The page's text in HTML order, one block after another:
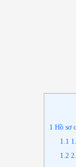
1 Hồ sơ
1.1
1.2